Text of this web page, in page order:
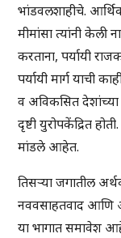
भांडवलशाहीचे.
मीमांसा त्यांनी केली
करताना, पर्यायी
पर्यायी मार्ग याची
व अविकसित
दृष्टी युरोपकेंद्रित
मांडले आहेत.
तिसऱ्या जगातील
नववसाहतवाद आणि
या भागात समावेश